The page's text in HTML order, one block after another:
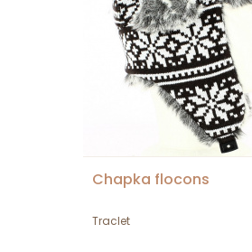
Chapka flocons
Traclet